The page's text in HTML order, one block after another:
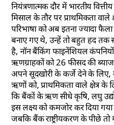
नियंत्रणात्मक दौर में भारतीय
मिसाल के तौर पर प्राथमिकता
परिभाषा को अब इतना ज्यादा
बनाए गए थे, उन्हें तो बहुत हद तक
है, नॉन बैंकिंग फाइनेंशियल
ऋणग्राहकों को 26 फीसद की
अपने सूदखोरी के कर्जे देने के लिए,
ऋणों को, प्राथमिकता वाले क्षेत्र
कि बैंकों के ऋण सीधे कृषि, लघु
इस लक्ष्य को कमजोर कर दिया
जबकि बैंक राष्ट्रीयकरण के पीछे